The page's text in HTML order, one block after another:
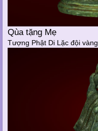
Qùa tặng Mẹ
Tượng Phật Di Lặc đội vàng